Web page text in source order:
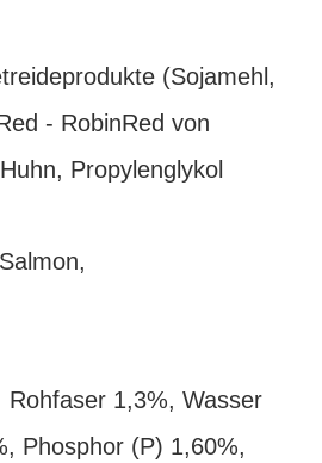
(Sojamehl,
- RobinRed von
Propylenglykol
1,3%, Wasser
Phosphor (P) 1,60%,